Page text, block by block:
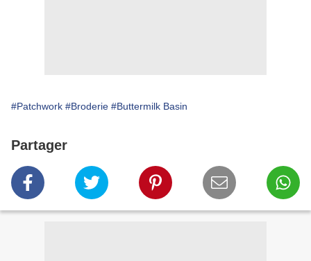
#Patchwork #Broderie #Buttermilk Basin
Partager